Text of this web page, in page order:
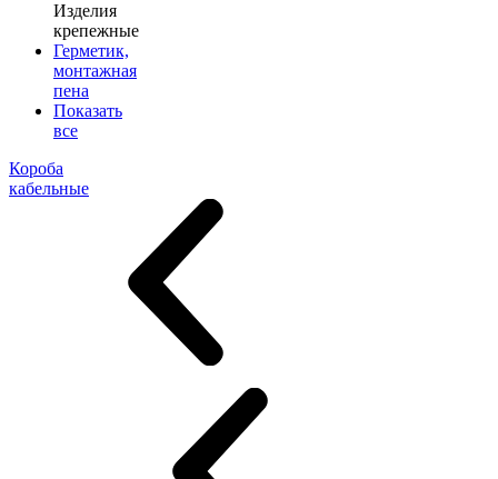
Изделия
крепежные
Герметик,
монтажная
пена
Показать
все
Короба
кабельные